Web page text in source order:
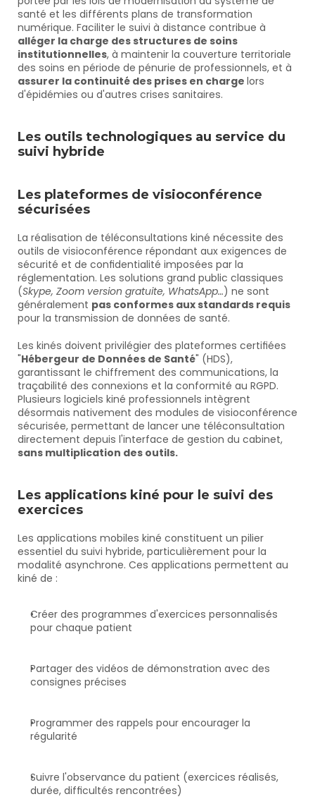
santé et les différents plans de transformation
alléger la charge des structures de soins
institutionnelles, à maintenir la couverture territoriale
assurer la continuité des prises en charge lors
d'épidémies ou d'autres crises sanitaires.
Les outils technologiques au service du
suivi hybride
Les plateformes de visioconférence
sécurisées
La réalisation de téléconsultations kiné nécessite des
outils de visioconférence répondant aux exigences de
sécurité et de confidentialité imposées par la
réglementation. Les solutions grand public classiques
(Skype, Zoom version gratuite, WhatsApp…) ne sont
généralement pas conformes aux standards requis
pour la transmission de données de santé.
Les kinés doivent privilégier des plateformes certifiées
"Hébergeur de Données de Santé" (HDS),
garantissant le chiffrement des communications, la
traçabilité des connexions et la conformité au RGPD.
Plusieurs logiciels kiné professionnels intègrent
désormais nativement des modules de visioconférence
sécurisée, permettant de lancer une téléconsultation
sans multiplication des outils.
Les applications kiné pour le suivi des
exercices
Les applications mobiles kiné constituent un pilier
essentiel du suivi hybride, particulièrement pour la
modalité asynchrone. Ces applications permettent au
kiné de :
Créer des programmes d'exercices personnalisés
pour chaque patient
Partager des vidéos de démonstration avec des
consignes précises
Programmer des rappels pour encourager la
régularité
Suivre l'observance du patient (exercices réalisés,
durée, difficultés rencontrées)